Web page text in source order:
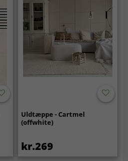
Uldtæppe - Cartmel
(offwhite)
kr.269